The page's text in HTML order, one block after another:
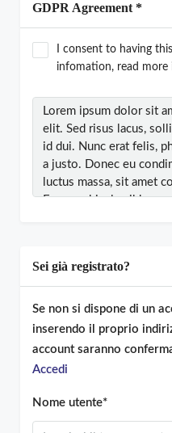
GDPR Agreement *
I consent to having
infomation, read
Sei già registrato?
Se non si dispone di un
inserendo il proprio
account saranno
Accedi
Nome utente*